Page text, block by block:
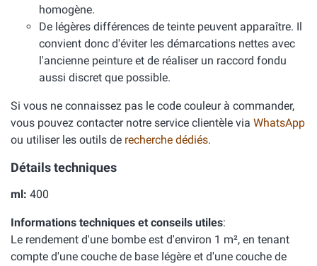
homogène.
De légères différences de teinte peuvent apparaître. Il
convient donc d'éviter les démarcations nettes avec
l'ancienne peinture et de réaliser un raccord fondu
aussi discret que possible.
Si vous ne connaissez pas le code couleur à commander,
vous pouvez contacter notre service clientèle via WhatsApp
ou utiliser les outils de recherche dédiés.
Détails techniques
ml: 400
Informations techniques et conseils utiles:
Le rendement d'une bombe est d'environ 1 m², en tenant
compte d'une couche de base légère et d'une couche de